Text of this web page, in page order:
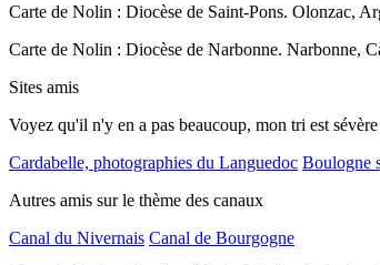
Carte de Nolin : Diocèse de Saint-Pons. Olonzac,
Carte de Nolin : Diocèse de Narbonne. Narbonne,
Sites amis
Voyez qu'il n'y en a pas beaucoup, mon tri est sévère
Cardabelle, photographies du Languedoc Boulogne
Autres amis sur le thème des canaux
Canal du Nivernais Canal de Bourgogne